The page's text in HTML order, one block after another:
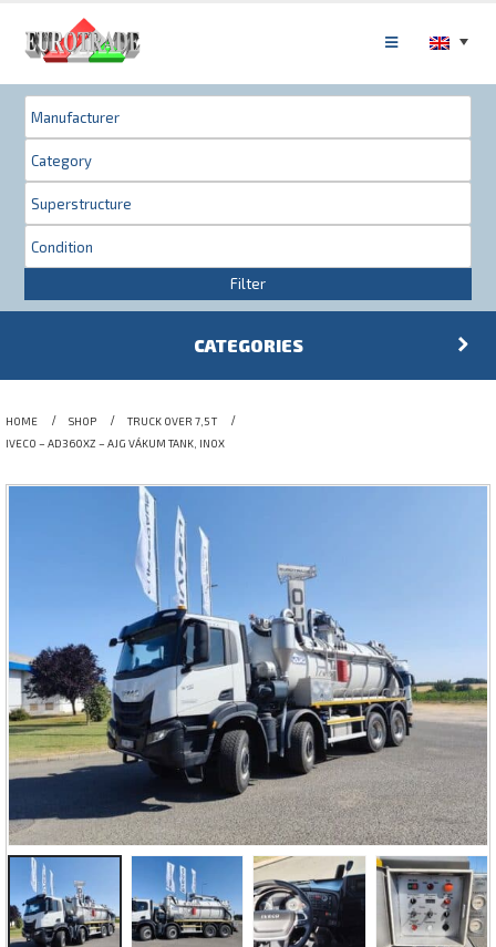
Filter
CATEGORIES
HOME SHOP
TRUCK OVER 7,5 T
IVECO – AD360XZ – AJG VÁKUM TANK, INOX